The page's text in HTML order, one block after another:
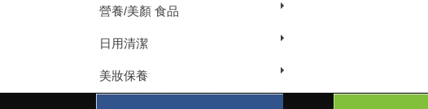
營養/美顏 食品
日用清潔
美妝保養